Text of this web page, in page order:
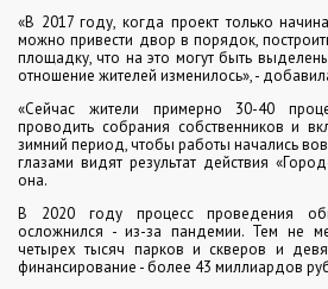
«В 2017 году, когда проект только
можно привести двор в порядок,
площадку, что на это могут быть
отношение жителей изменилось», -
«Сейчас жители примерно 30-40
проводить собрания собственников и
зимний период, чтобы работы начались
глазами видят результат действия
она.
В 2020 году процесс проведения
осложнился - из-за пандемии. Тем не
четырех тысяч парков и скверов и
финансирование - более 43 миллиардов